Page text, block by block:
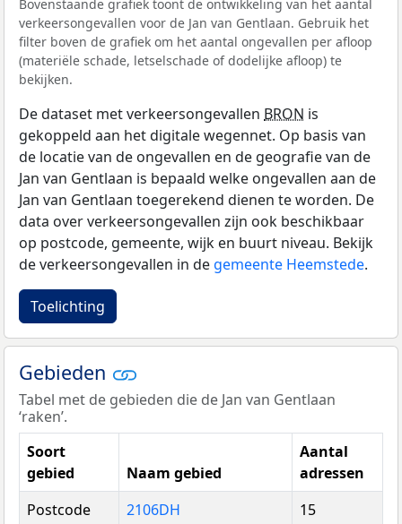
Bovenstaande grafiek toont de ontwikkeling van het aantal
verkeersongevallen voor de Jan van Gentlaan. Gebruik het
filter boven de grafiek om het aantal ongevallen per afloop
(materiële schade, letselschade of dodelijke afloop) te
bekijken.
De dataset met verkeersongevallen BRON is
gekoppeld aan het digitale wegennet. Op basis van
de locatie van de ongevallen en de geografie van de
Jan van Gentlaan is bepaald welke ongevallen aan de
Jan van Gentlaan toegerekend dienen te worden. De
data over verkeersongevallen zijn ook beschikbaar
op postcode, gemeente, wijk en buurt niveau. Bekijk
de verkeersongevallen in de gemeente Heemstede.
Toelichting
Gebieden
Tabel met de gebieden die de Jan van Gentlaan
‘raken’.
Soort
gebied
Naam gebied
Aantal
adressen
Postcode
2106DH
15